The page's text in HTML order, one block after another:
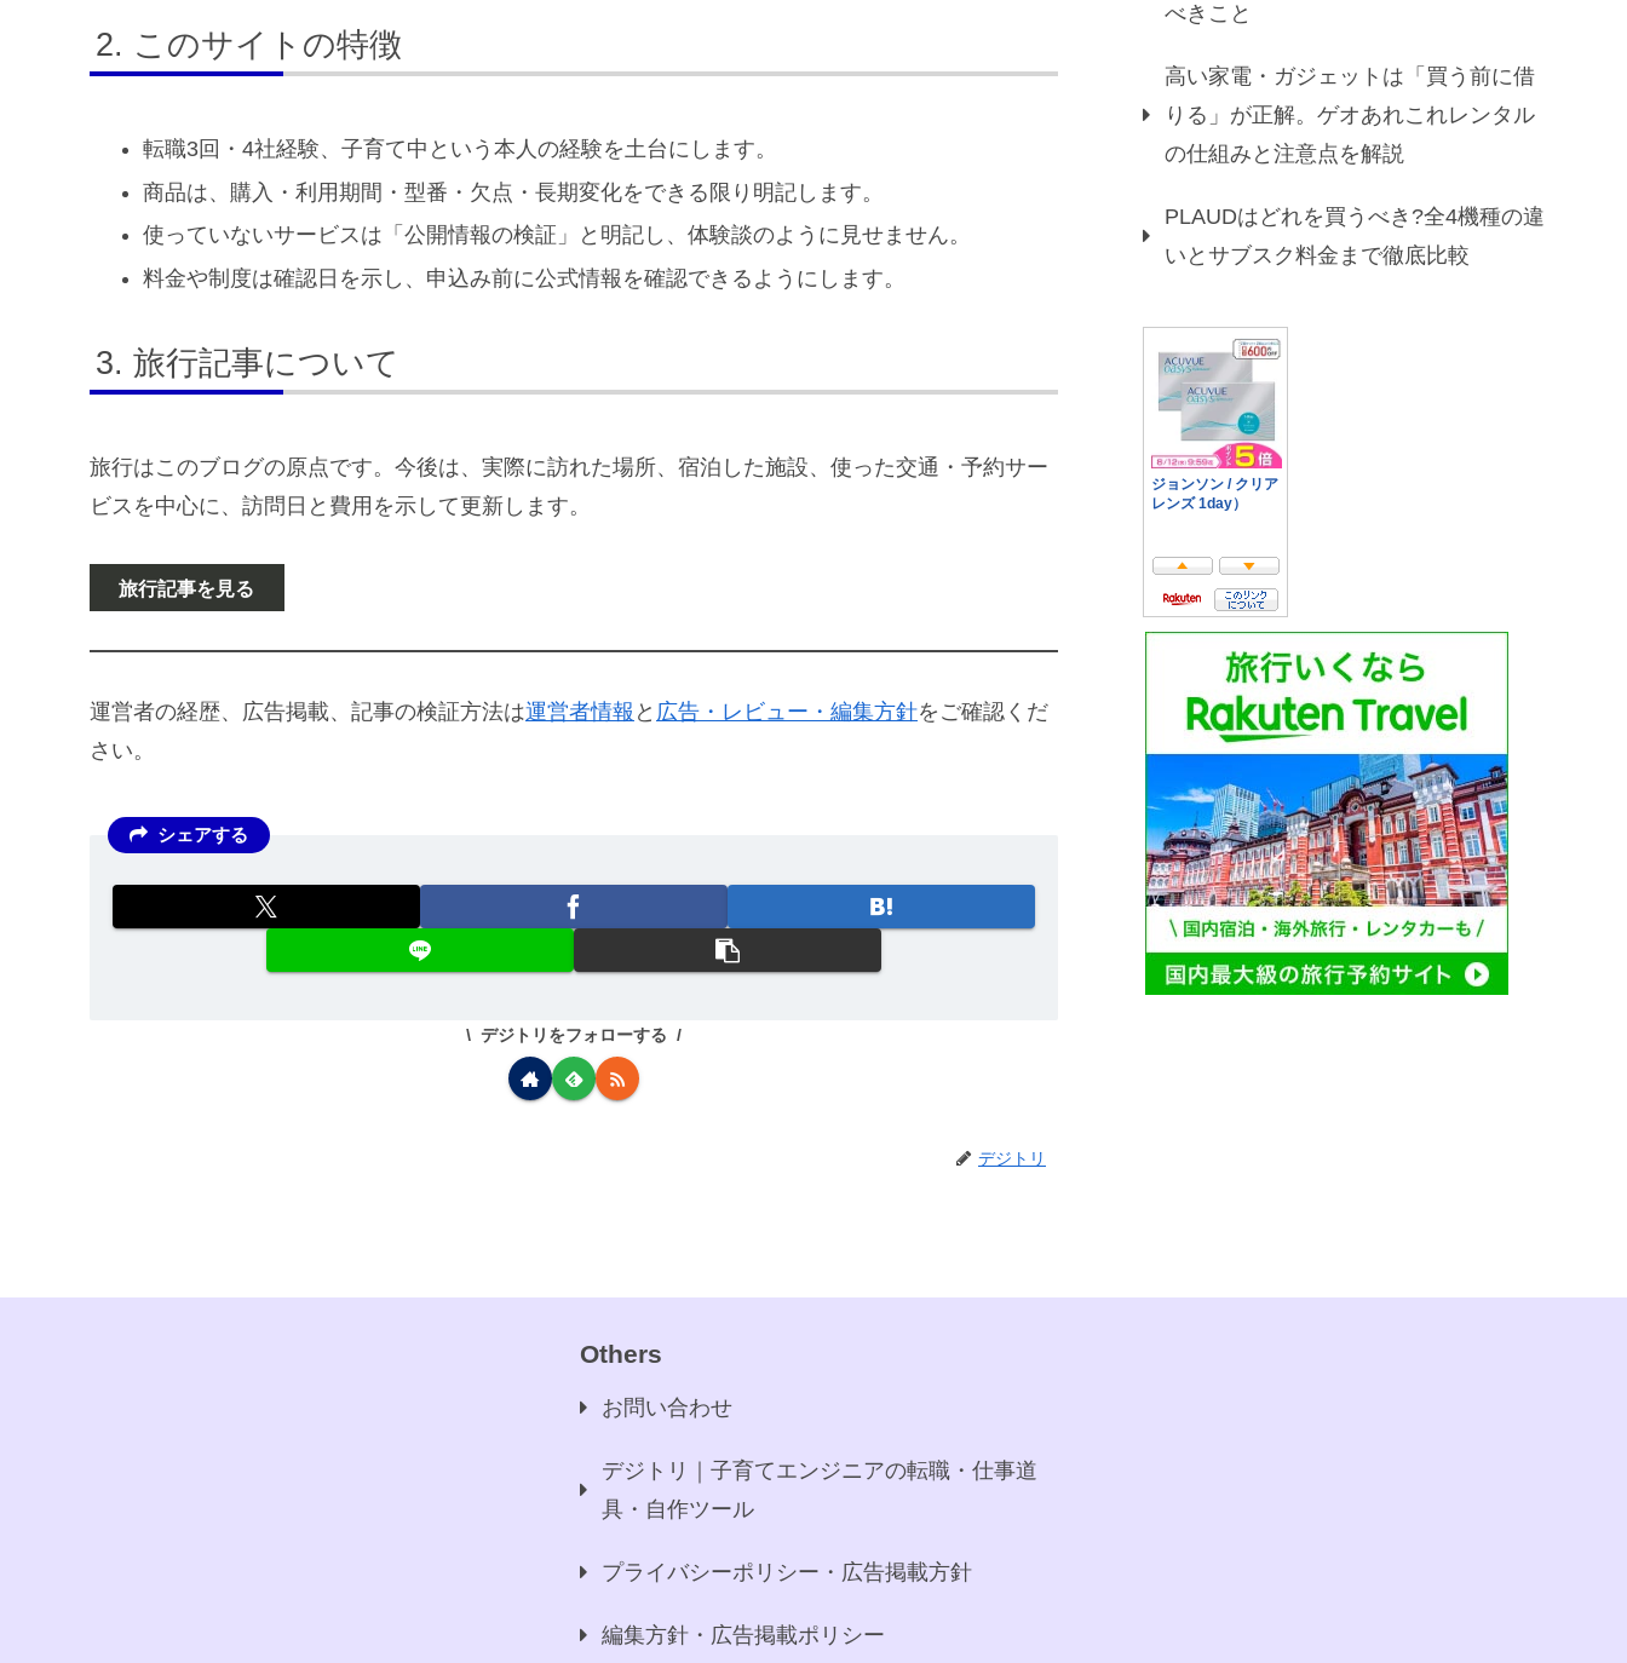
このサイトの特徴
転職3回・4社経験、子育て中という本人の経験を土台にします。
商品は、購入・利用期間・型番・欠点・長期変化をできる限り明記します。
使っていないサービスは「公開情報の検証」と明記し、体験談のように見せません。
料金や制度は確認日を示し、申込み前に公式情報を確認できるようにします。
旅行記事について
旅行はこのブログの原点です。今後は、実際に訪れた場所、宿泊した施設、使った交通・予約サー
ビスを中心に、訪問日と費用を示して更新します。
旅行記事を見る
運営者の経歴、広告掲載、記事の検証方法は運営者情報 と 広告・レビュー・編集方針をご確認くだ
さい。
シェアする
デジトリをフォローする
デジトリ
べきこと
高い家電・ガジェットは「買う前に借
りる」が正解。ゲオあれこれレンタル
の仕組みと注意点を解説
PLAUDはどれを買うべき?全4機種の違
いとサブスク料金まで徹底比較
Others
お問い合わせ
デジトリ｜子育てエンジニアの転職・仕事道
具・自作ツール
プライバシーポリシー・広告掲載方針
編集方針・広告掲載ポリシー